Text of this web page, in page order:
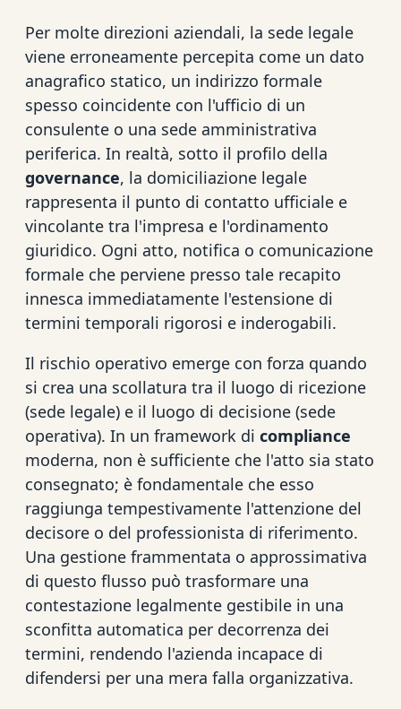
Per molte direzioni aziendali, la sede legale
viene erroneamente percepita come un dato
anagrafico statico, un indirizzo formale
spesso coincidente con l'ufficio di un
consulente o una sede amministrativa
periferica. In realtà, sotto il profilo della
governance, la domiciliazione legale
rappresenta il punto di contatto ufficiale e
vincolante tra l'impresa e l'ordinamento
giuridico. Ogni atto, notifica o comunicazione
formale che perviene presso tale recapito
innesca immediatamente l'estensione di
termini temporali rigorosi e inderogabili.
Il rischio operativo emerge con forza quando
si crea una scollatura tra il luogo di ricezione
(sede legale) e il luogo di decisione (sede
operativa). In un framework di compliance
moderna, non è sufficiente che l'atto sia stato
consegnato; è fondamentale che esso
raggiunga tempestivamente l'attenzione del
decisore o del professionista di riferimento.
Una gestione frammentata o approssimativa
di questo flusso può trasformare una
contestazione legalmente gestibile in una
sconfitta automatica per decorrenza dei
termini, rendendo l'azienda incapace di
difendersi per una mera falla organizzativa.